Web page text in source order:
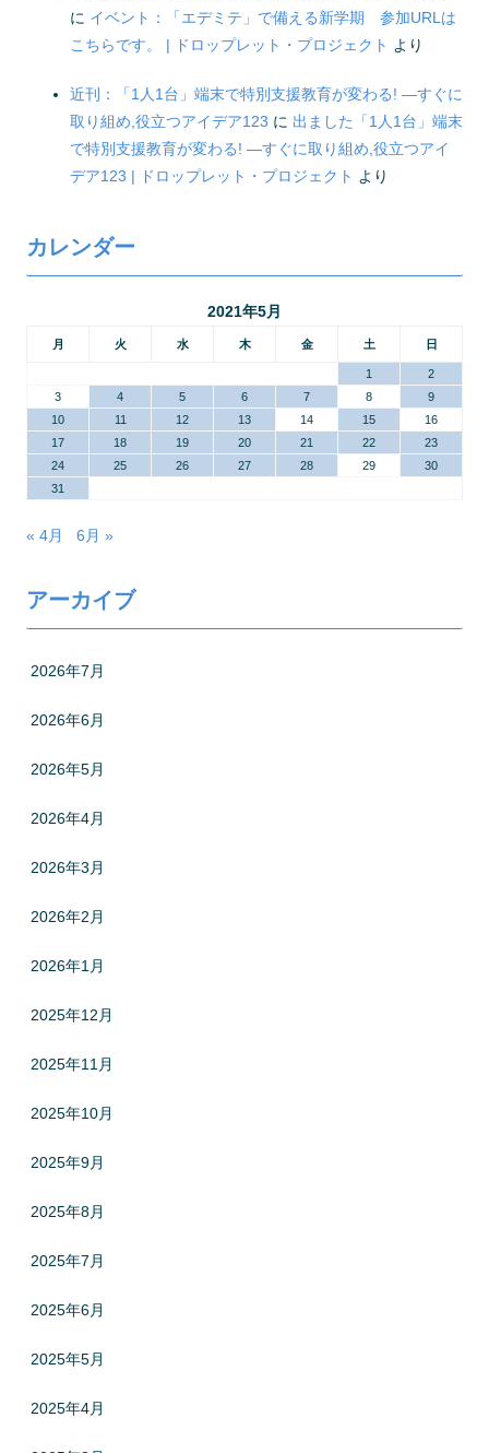
に イベント：「エデミテ」で備える新学期 参加URLは
こちらです。 | ドロップレット・プロジェクト より
近刊：「1人1台」端末で特別支援教育が変わる! ―すぐに
取り組め,役立つアイデア123 に 出ました「1人1台」端末
で特別支援教育が変わる! ―すぐに取り組め,役立つアイ
デア123 | ドロップレット・プロジェクト より
カレンダー
2021年5月
月 火 水 木 金 土 日
1
2
3
4 5 6 7 8
9
10
11 12 13 14 15
16
17
18 19 20 21 22
23
24
25 26 27 28 29
30
31
« 4月 6月 »
アーカイブ
2026年7月
2026年6月
2026年5月
2026年4月
2026年3月
2026年2月
2026年1月
2025年12月
2025年11月
2025年10月
2025年9月
2025年8月
2025年7月
2025年6月
2025年5月
2025年4月